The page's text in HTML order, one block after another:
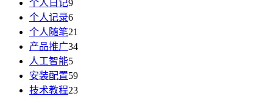
个人日记9
个人记录6
个人随笔21
产品推广34
人工智能5
安装配置59
技术教程23